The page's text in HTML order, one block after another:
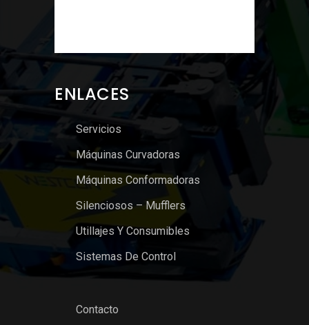
ENLACES
Servicios
Máquinas Curvadoras
Máquinas Conformadoras
Silenciosos – Mufflers
Utillajes Y Consumibles
Sistemas De Control
Contacto